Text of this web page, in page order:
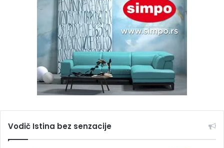
Vodič Istina bez senzacije